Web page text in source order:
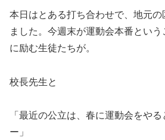
本日はとある打ち合わせで、地元
ました。今週末が運動会本番とい
に励む生徒たちが。
校長先生と
「最近の公立は、春に運動会をや
ー」